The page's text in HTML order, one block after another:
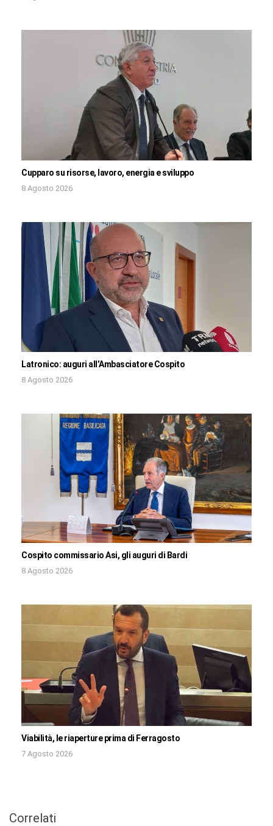
Cupparo su risorse, lavoro, energia e sviluppo
8 Agosto 2026
Latronico: auguri all’Ambasciatore Cospito
8 Agosto 2026
Cospito commissario Asi, gli auguri di Bardi
8 Agosto 2026
Viabilità, le riaperture prima di Ferragosto
7 Agosto 2026
Correlati